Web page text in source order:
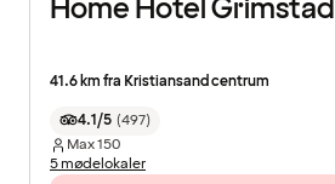
Home Hotel Grimstad
41.6 km fra Kristiansand centrum
4.1/5 (497)
Max150
5 mødelokaler